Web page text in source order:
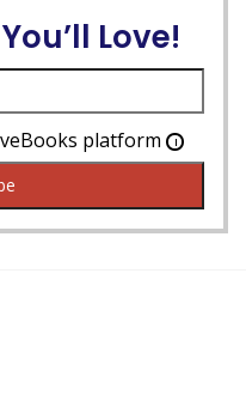
Love!
platform